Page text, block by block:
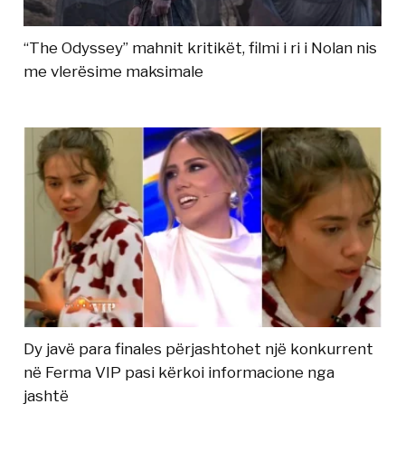
“The Odyssey” mahnit kritikët, filmi i ri i Nolan nis
me vlerësime maksimale
Dy javë para finales përjashtohet një konkurrent
në Ferma VIP pasi kërkoi informacione nga
jashtë